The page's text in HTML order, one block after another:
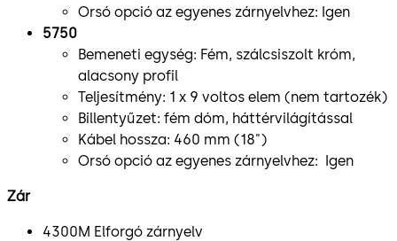
Orsó opció az egyenes zárnyelvhez: Igen
5750
Bemeneti egység: Fém, szálcsiszolt króm,
alacsony profil
Teljesítmény: 1 x 9 voltos elem (nem tartozék)
Billentyűzet: fém dóm, háttérvilágítással
Kábel hossza: 460 mm (18")
Orsó opció az egyenes zárnyelvhez: Igen
Zár
4300M Elforgó zárnyelv